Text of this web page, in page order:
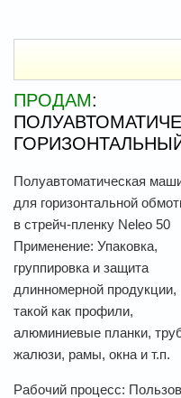
ПРОДАМ:
Полуавтоматическая
для горизонтальной
в стрейч-пленку Neleo 50
Применение: Упаковка,
группировка и защита
длинномерной продукции,
такой как профили,
алюминиевые планки,
жалюзи, рамы, окна и т.п.
Рабочий процесс: